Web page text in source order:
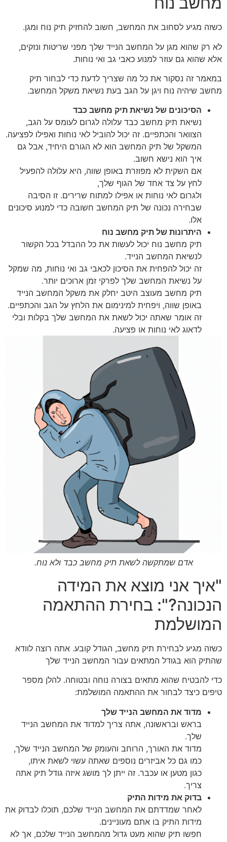
כשזה מגיע לסחוב את המחשב, חשוב להחזיק תיק נוח ומגן.
לא רק שהוא מגן על המחשב הנייד שלך מפני שריטות ונזקים,
אלא שהוא גם עוזר למנוע כאבי גב ואי נוחות.
במאמר זה נסקור את כל מה שצריך לדעת כדי לבחור תיק
מחשב שיהיה נוח ויגן על הגב בעת נשיאת משקל המחשב.
הסיכונים של נשיאת תיק מחשב כבד
נשיאת תיק מחשב כבד עלולה לגרום לעומס על הגב,
הצוואר והכתפיים. זה יכול להוביל לאי נוחות ואפילו לפציעה.
המשקל של תיק המחשב הוא לא הגורם היחיד, אבל גם
איך הוא נישא חשוב.
אם השקית לא מפוזרת באופן שווה, היא עלולה להפעיל
לחץ על צד אחד של הגוף שלך,
ולגרום לאי נוחות או אפילו למתוח שרירים. זו הסיבה
שבחירה נכונה של תיק המחשב חשובה כדי למנוע סיכונים
אלו.
היתרונות של תיק מחשב נוח
תיק מחשב נוח יכול לעשות את כל ההבדל בכל הקשור
לנשיאת המחשב הנייד.
זה יכול להפחית את הסיכון לכאבי גב ואי נוחות, מה שמקל
על נשיאת המחשב שלך לפרקי זמן ארוכים יותר.
תיק מחשב מעוצב היטב יחלק את משקל המחשב הנייד
באופן שווה, ויפחית למינימום את הלחץ על הגב והכתפיים.
זה אומר שאתה יכול לשאת את המחשב שלך בקלות ובלי
לדאוג לאי נוחות או פציעה.
אדם שמתקשה לשאת תיק מחשב כבד ולא נוח.
"איך אני מוצא את המידה
הנכונה?": בחירת ההתאמה
המושלמת
כשזה מגיע לבחירת תיק מחשב, הגודל קובע. אתה רוצה לוודא
שהתיק הוא בגודל המתאים עבור המחשב הנייד שלך
כדי להבטיח שהוא מתאים בצורה נוחה ובטוחה. להלן מספר
טיפים כיצד לבחור את ההתאמה המושלמת:
מדוד את המחשב הנייד שלך
בראש ובראשונה, אתה צריך למדוד את המחשב הנייד
שלך.
מדוד את האורך, הרוחב והעומק של המחשב הנייד שלך,
כמו גם כל אביזרים נוספים שאתה עשוי לשאת איתו,
כגון מטען או עכבר. זה ייתן לך מושג איזה גודל תיק אתה
צריך.
בדוק את מידות התיק
לאחר שמדדתם את המחשב הנייד שלכם, תוכלו לבדוק את
מידות התיק בו אתם מעוניינים.
חפשו תיק שהוא מעט גדול מהמחשב הנייד שלכם, אך לא